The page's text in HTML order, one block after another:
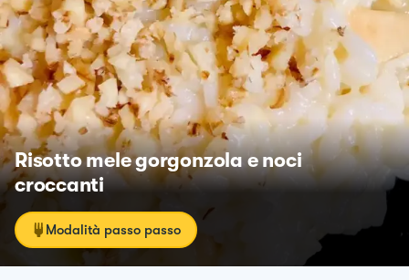
Risotto mele gorgonzola e noci
croccanti
Modalità passo passo